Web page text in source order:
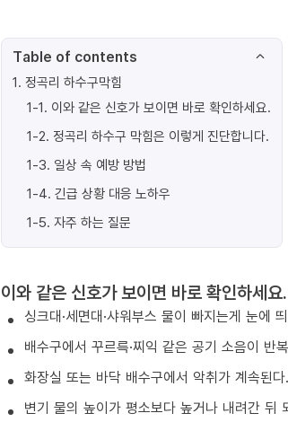
Table of contents
1. 정곡리 하수구막힘
1-1. 이와 같은 신호가 보이면 바로 확인하세요.
1-2. 정곡리 하수구 막힘은 이렇게 진단합니다.
1-3. 일상 속 예방 방법
1-4. 긴급 상황 대응 노하우
1-5. 자주 하는 질문
이와 같은 신호가 보이면 바로 확인하세요.
싱크대·세면대·샤워부스 물이 빠지는게 눈에
배수구에서 꾸르륵·찌익 같은 공기 소음이 반
화장실 또는 바닥 배수구에서 악취가 계속된다.
변기 물의 높이가 평소보다 높거나 내려간 뒤